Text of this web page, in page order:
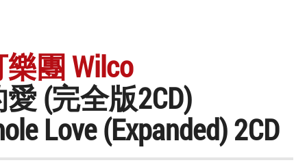
團 Wilco
(完全版2CD)
Love (Expanded) 2CD